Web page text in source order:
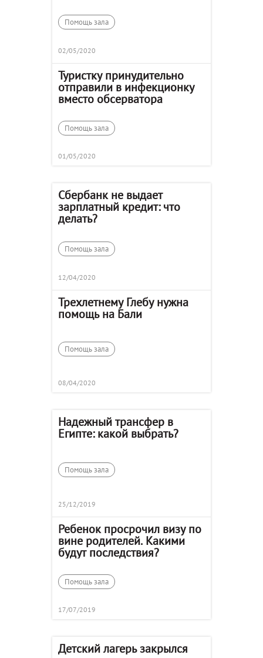
Помощь зала
02/05/2020
Туристку принудительно
отправили в инфекционку
вместо обсерватора
Помощь зала
01/05/2020
Сбербанк не выдает
зарплатный кредит: что
делать?
Помощь зала
12/04/2020
Трехлетнему Глебу нужна
помощь на Бали
Помощь зала
08/04/2020
Надежный трансфер в
Египте: какой выбрать?
Помощь зала
25/12/2019
Ребенок просрочил визу по
вине родителей. Какими
будут последствия?
Помощь зала
17/07/2019
Детский лагерь закрылся